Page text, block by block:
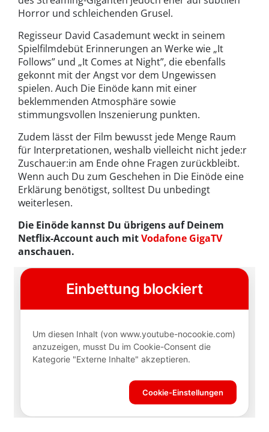
Horror und schleichenden Grusel.
Regisseur David Casademunt weckt in seinem
Spielfilmdebüt Erinnerungen an Werke wie „It
Follows” und „It Comes at Night”, die ebenfalls
gekonnt mit der Angst vor dem Ungewissen
spielen. Auch Die Einöde kann mit einer
beklemmenden Atmosphäre sowie
stimmungsvollen Inszenierung punkten.
Zudem lässt der Film bewusst jede Menge Raum
für Interpretationen, weshalb vielleicht nicht jede:r
Zuschauer:in am Ende ohne Fragen zurückbleibt.
Wenn auch Du zum Geschehen in Die Einöde eine
Erklärung benötigst, solltest Du unbedingt
weiterlesen.
Die Einöde kannst Du übrigens auf Deinem
Netflix-Account auch mitVodafone GigaTV
anschauen.